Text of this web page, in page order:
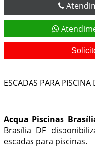
ESCADAS PARA PISCINA
Acqua Piscinas
Brasília DF
escadas para piscinas.